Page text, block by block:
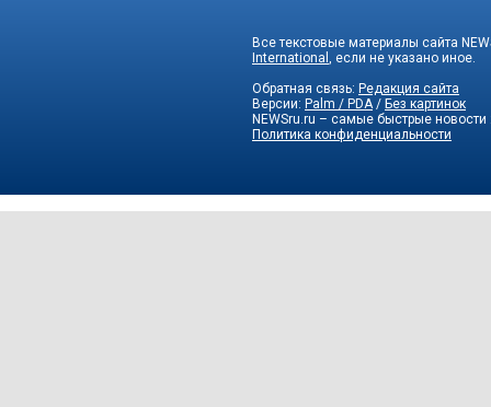
Все текстовые материалы сайта
International , если не указано иное.
Обратная связь: Редакция сайта
Версии: Palm / PDA/ Без картинок
NEWSru.ru – самые быстрые новости
Политика конфиденциальности